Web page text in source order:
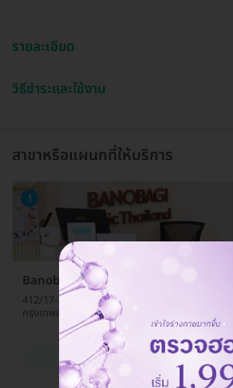
รายละเอียด
วิธีชำระและใช้งาน
สาขาหรือแผนกที่ให้บริการ
1
Banobagi Clinic Thailand (บาโนบากิ ค
412/17-18 ซ. สยามสแควร์ 6 ถ. พระราม 1 แขวงปทุม
กรุงเทพมหานคร 10330
ดูรายละเอียด